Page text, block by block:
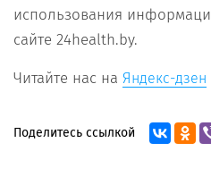
использования
сайте 24health.by.
Читайте нас на Яндекс-дзен
Поделитесь ссылкой